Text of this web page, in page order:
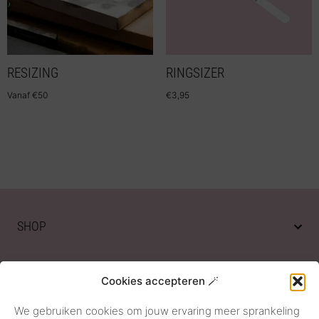
Cookies accepteren 🪄
We gebruiken cookies om jouw ervaring meer sprankeling
RESIZING
Vanaf €50
RINGSIZER
€3,95
SHOP